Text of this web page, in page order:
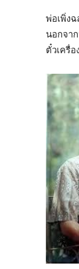
พ่อเพิ่ง
นอกจา
ตั๋วเครื่